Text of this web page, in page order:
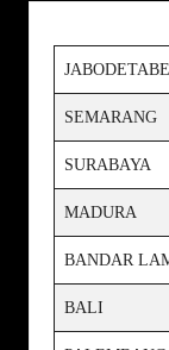
SEMARANG
SURABAYA
MADURA
BANDAR
BALI